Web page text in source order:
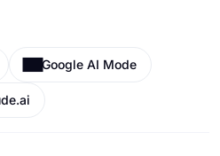
Google AI Mode